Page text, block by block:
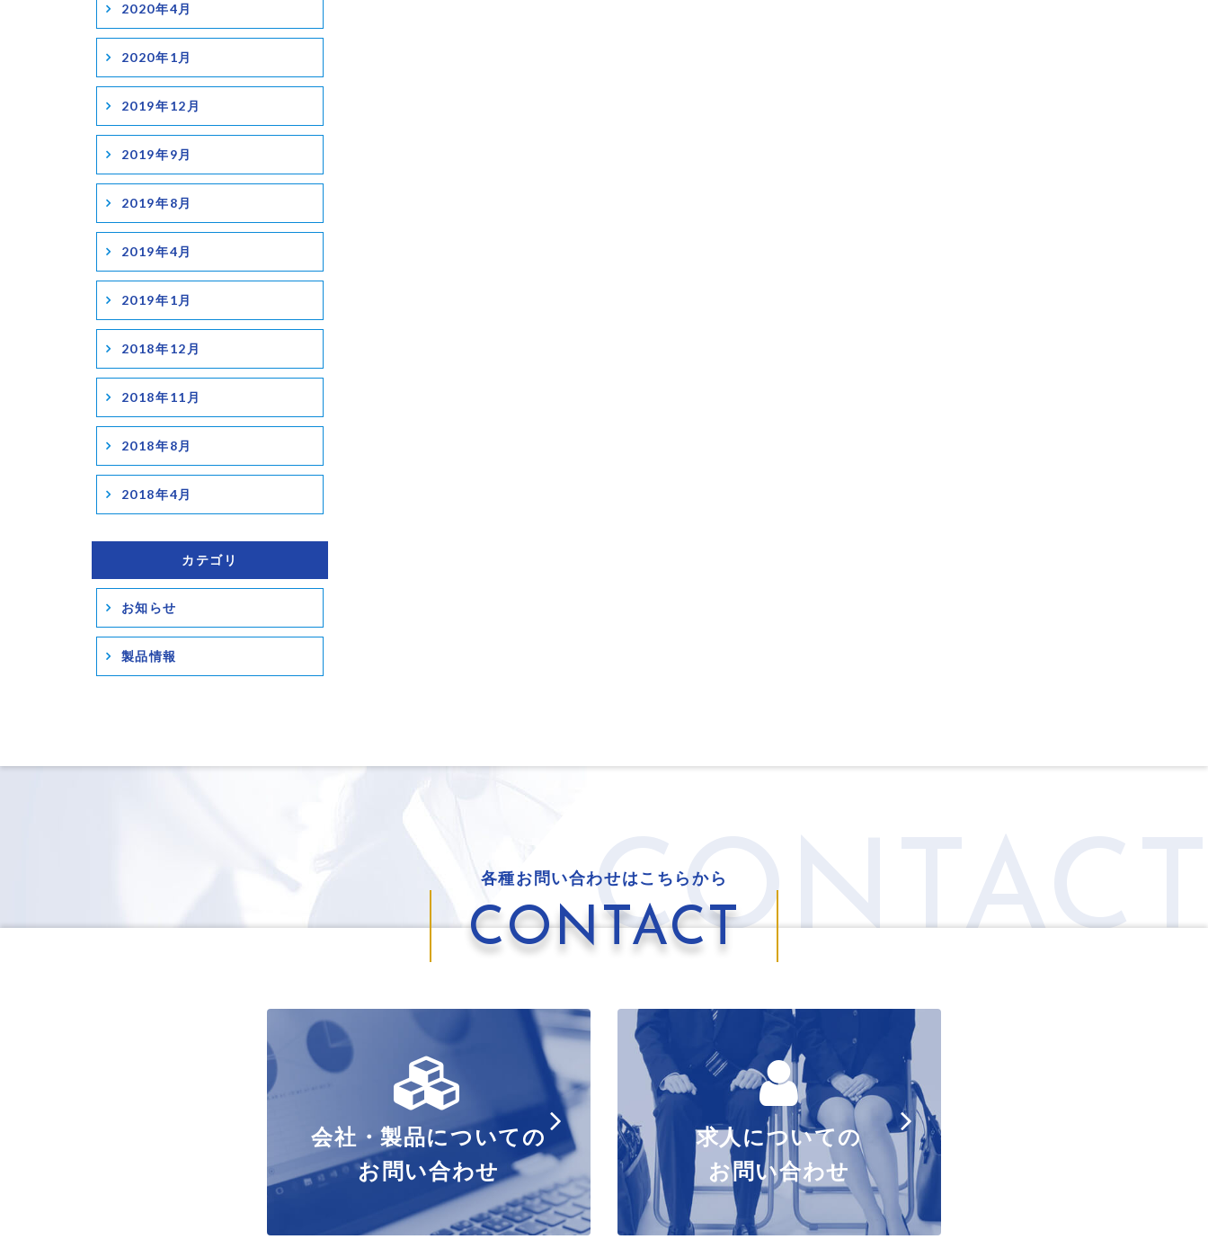
2020年4月
2020年1月
2019年12月
2019年9月
2019年8月
2019年4月
2019年1月
2018年12月
2018年11月
2018年8月
2018年4月
カテゴリ
お知らせ
製品情報
各種お問い合わせはこちらから
CONTACT
会社・製品についての
お問い合わせ
求人についての
お問い合わせ